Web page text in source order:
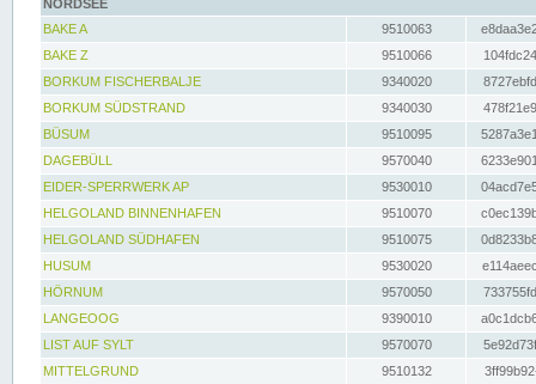
NORDSEE
BAKE A
9510063
BAKE Z
9510066
BORKUM FISCHERBALJE
9340020
BORKUM SÜDSTRAND
9340030
BÜSUM
9510095
DAGEBÜLL
9570040
EIDER-SPERRWERK AP
9530010
HELGOLAND BINNENHAFEN
9510070
HELGOLAND SÜDHAFEN
9510075
HUSUM
9530020
HÖRNUM
9570050
LANGEOOG
9390010
LIST AUF SYLT
9570070
MITTELGRUND
9510132